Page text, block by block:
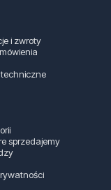
i zwroty
sprzedajemy